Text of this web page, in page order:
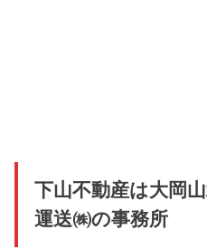
下山不動産は大岡
運送㈱の事務所